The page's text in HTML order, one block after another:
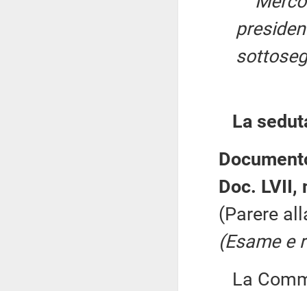
La
Doc.
(Parere
(Esame e
La